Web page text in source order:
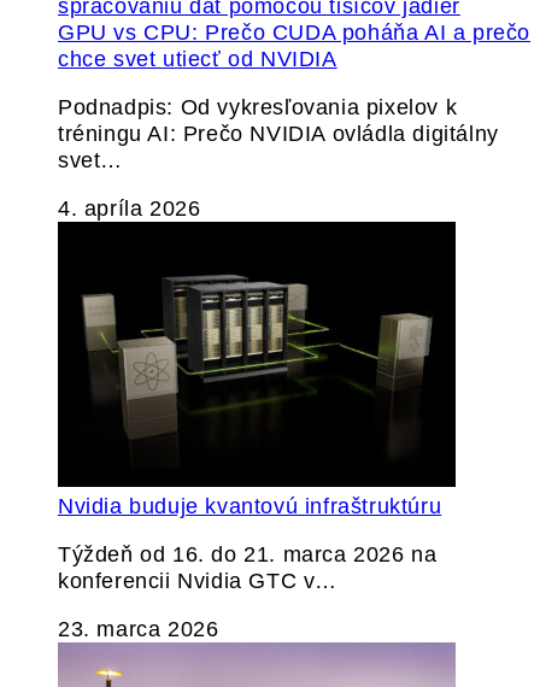
GPU vs CPU: Prečo CUDA poháňa AI a prečo
chce svet utiecť od NVIDIA
Podnadpis: Od vykresľovania pixelov k
tréningu AI: Prečo NVIDIA ovládla digitálny
svet…
4. apríla 2026
Nvidia buduje kvantovú infraštruktúru
Týždeň od 16. do 21. marca 2026 na
konferencii Nvidia GTC v…
23. marca 2026